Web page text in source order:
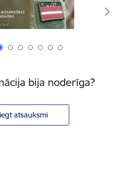
bija noderīga?
atsauksmi